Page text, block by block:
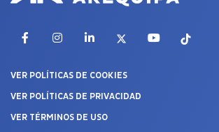
FacebookInstagramLinkedIn YouTubeTikTok
VER POLÍTICAS DE COOKIES
VER POLÍTICAS DE PRIVACIDAD
VER TÉRMINOS DE USO